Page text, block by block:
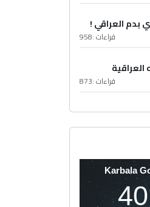
بدم العراقي !
قراءات :958
قراءات :873
Karbala